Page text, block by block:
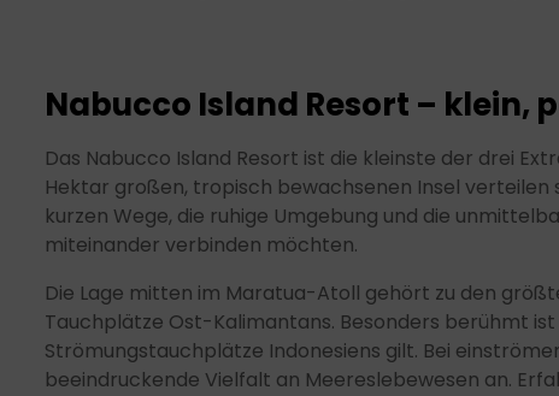
Nabucco Island Resort – klein,
Das Nabucco Island Resort ist die kleinste der drei
Hektar großen, tropisch bewachsenen Insel verteilen
kurzen Wege, die ruhige Umgebung und die
miteinander verbinden möchten.
Die Lage mitten im Maratua-Atoll gehört zu den
Tauchplätze Ost-Kalimantans. Besonders berühmt
Strömungstauchplätze Indonesiens gilt. Bei
beeindruckende Vielfalt an Meereslebewesen an.